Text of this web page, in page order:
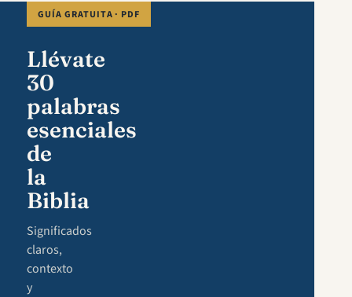
GUÍA GRATUITA · PDF
Llévate
30
palabras
esenciales
de
la
Biblia
Significados
claros,
contexto
y